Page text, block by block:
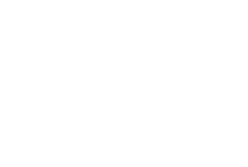
bezpiecznie oświetla
akcentów na zewnątrz i